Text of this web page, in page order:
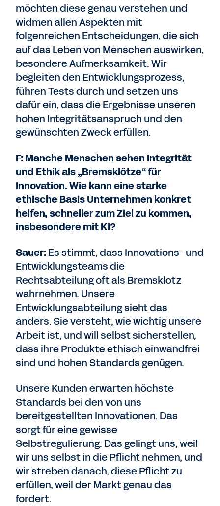
möchten diese genau verstehen und
widmen allen Aspekten mit
folgenreichen Entscheidungen, die sich
auf das Leben von Menschen auswirken,
besondere Aufmerksamkeit.Wir
begleiten den Entwicklungsprozess,
führen Tests durch und setzen uns
dafür ein, dass die Ergebnisse unseren
hohen Integritätsanspruch und den
gewünschten Zweck erfüllen.
F: Manche Menschen sehen Integrität
und Ethik als „Bremsklötze“ für
Innovation. Wie kann eine starke
ethische Basis Unternehmen konkret
helfen, schneller zum Ziel zu kommen,
insbesondere mit KI?
Sauer:Es stimmt, dass Innovations- und
Entwicklungsteams die
Rechtsabteilung oft als Bremsklotz
wahrnehmen. Unsere
Entwicklungsabteilung sieht das
anders. Sie versteht, wie wichtig unsere
Arbeit ist, und will selbst sicherstellen,
dass ihre Produkte ethisch einwandfrei
sind und hohen Standards genügen.
Unsere Kunden erwarten höchste
Standards bei den von uns
bereitgestellten Innovationen. Das
sorgt für eine gewisse
Selbstregulierung. Das gelingt uns, weil
wir uns selbst in die Pflicht nehmen, und
wir streben danach, diese Pflicht zu
erfüllen, weil der Markt genau das
fordert.